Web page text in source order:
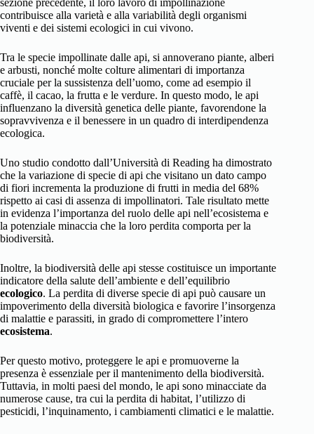
sezione precedente, il loro lavoro di impollinazione
contribuisce alla varietà e alla variabilità degli organismi
viventi e dei sistemi ecologici in cui vivono.
Tra le specie impollinate dalle api, si annoverano piante, alberi
e arbusti, nonché molte colture alimentari di importanza
cruciale per la sussistenza dell’uomo, come ad esempio il
caffè, il cacao, la frutta e le verdure. In questo modo, le api
influenzano la diversità genetica delle piante, favorendone la
sopravvivenza e il benessere in un quadro di interdipendenza
ecologica.
Uno studio condotto dall’Università di Reading ha dimostrato
che la variazione di specie di api che visitano un dato campo
di fiori incrementa la produzione di frutti in media del 68%
rispetto ai casi di assenza di impollinatori. Tale risultato mette
in evidenza l’importanza del ruolo delle api nell’ecosistema e
la potenziale minaccia che la loro perdita comporta per la
biodiversità.
Inoltre, la biodiversità delle api stesse costituisce un importante
indicatore della salute dell’ambiente e dell’equilibrio
ecologico. La perdita di diverse specie di api può causare un
impoverimento della diversità biologica e favorire l’insorgenza
di malattie e parassiti, in grado di compromettere l’intero
ecosistema.
Per questo motivo, proteggere le api e promuoverne la
presenza è essenziale per il mantenimento della biodiversità.
Tuttavia, in molti paesi del mondo, le api sono minacciate da
numerose cause, tra cui la perdita di habitat, l’utilizzo di
pesticidi, l’inquinamento, i cambiamenti climatici e le malattie.